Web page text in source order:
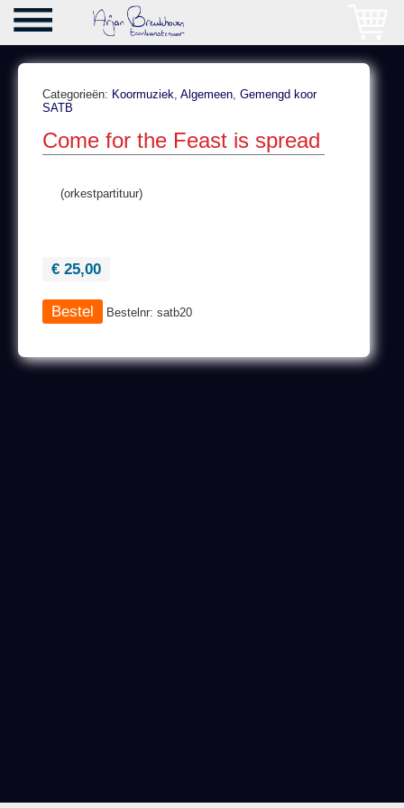
Categorieën: Koormuziek, Algemeen, Gemengd koor
SATB
Come for the Feast is spread
(orkestpartituur)
€ 25,00
Bestelnr: satb20